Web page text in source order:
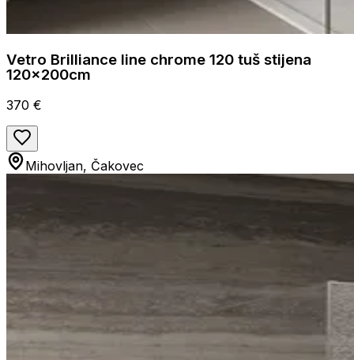
Vetro Brilliance line chrome 120 tuš stijena
120x200cm
370 €
Mihovljan, Čakovec